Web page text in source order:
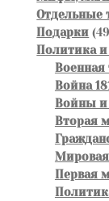
Отдельные
Подарки
Политика и
Военная
Война
Войны и
Вторая
Первая